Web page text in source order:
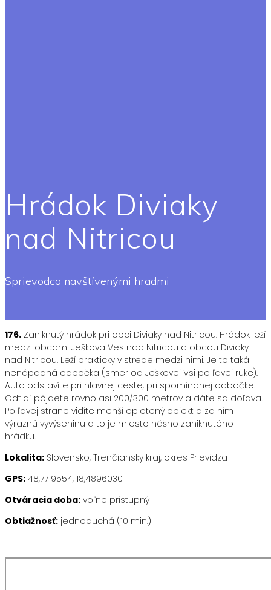
Hrádok Diviaky
nad Nitricou
Sprievodca navštívenými hradmi
176. Zaniknutý hrádok pri obci Diviaky nad Nitricou. Hrádok leží
medzi obcami Ješkova Ves nad Nitricou a obcou Diviaky
nad Nitricou. Leží prakticky v strede medzi nimi. Je to taká
nenápadná odbočka (smer od Ješkovej Vsi po ľavej ruke).
Auto odstavíte pri hlavnej ceste, pri spomínanej odbočke.
Odtiaľ pôjdete rovno asi 200/300 metrov a dáte sa doľava.
Po ľavej strane vidíte menší oplotený objekt a za ním
výraznú vyvýšeninu a to je miesto nášho zaniknutého
hrádku.
Lokalita: Slovensko, Trenčiansky kraj, okres Prievidza
GPS: 48,7719554, 18,4896030
Otváracia doba: voľne prístupný
Obtiažnosť: jednoduchá (10 min.)